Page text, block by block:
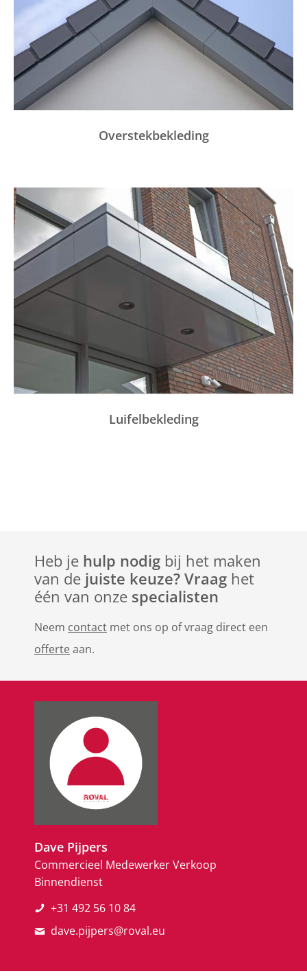
Overstekbekleding
Luifelbekleding
Heb je hulp nodig bij het maken
van de juiste keuze? Vraag het
één van onze specialisten
Neem contact met ons op of vraag direct een
offerteaan.
Dave Pijpers
Commercieel Medewerker Verkoop
Binnendienst
+31 492 56 10 84
dave.pijpers@roval.eu